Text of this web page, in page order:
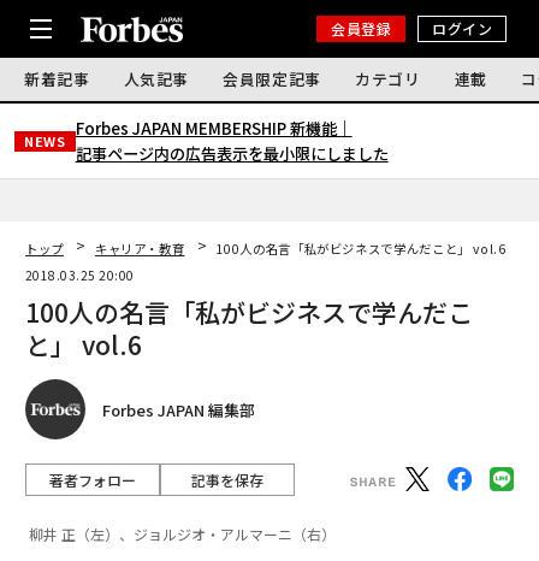
会員登録 ログイン
新着記事 人気記事 会員限定記事 カテゴリ 連載
NEWS
Forbes JAPAN MEMBERSHIP 新機能｜
記事ページ内の広告表示を最小限にしました
トップ キャリア・教育
100人の名言「私がビジネスで学んだこと」 vol.6
2018.03.25 20:00
100人の名言「私がビジネスで学んだこ
と」 vol.6
Forbes JAPAN 編集部
著者フォロー 記事を保存
柳井 正（左）、ジョルジオ・アルマーニ（右）